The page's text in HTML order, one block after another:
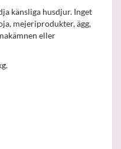
känsliga husdjur. Inget
mejeriprodukter, ägg,
eller